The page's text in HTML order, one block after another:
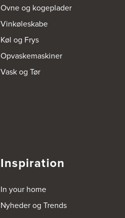
Ovne og kogeplader
Vinkøleskabe
Køl og Frys
Opvaskemaskiner
Vask og Tør
Inspiration
In your home
Nyheder og Trends